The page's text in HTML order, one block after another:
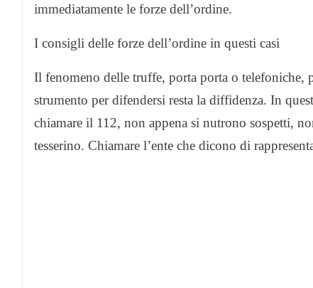
immediatamente le forze dell’ordine.
I consigli delle forze dell’ordine in questi casi
Il fenomeno delle truffe, porta porta o
strumento per difendersi resta la diffidenza. In
chiamare il 112, non appena si nutrono sospetti,
tesserino. Chiamare l’ente che dicono di